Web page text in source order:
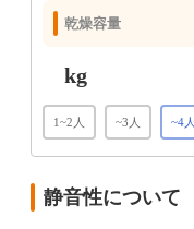
乾燥容量
kg
1~2人 ~3人 ~4
静音性について